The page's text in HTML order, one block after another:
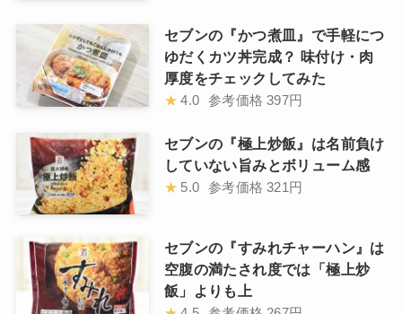
セブンの『かつ煮皿』で手軽につ
ゆだくカツ丼完成？ 味付け・肉
厚度をチェックしてみた
★ 4.0 参考価格 397円
セブンの『極上炒飯』は名前負け
していない旨みとボリューム感
★ 5.0 参考価格 321円
セブンの『すみれチャーハン』は
空腹の満たされ度では「極上炒
飯」よりも上